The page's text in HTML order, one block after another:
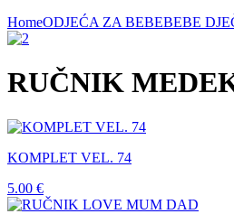
HomeODJEĆA ZA BEBEBEBE
RUČNIK
KOMPLET VEL. 74
5.00 €